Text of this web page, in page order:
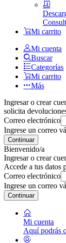
Mi carrito
Mi cuenta
Buscar
Categorías
Mi carrito
Más
Ingresar o crear
solicita
Correo electrónico
Ingrese un correo
Continuar
Bienvenido/a
Ingresar o crear
Accede a tus datos
Correo electrónico
Ingrese un correo
Continuar
Mi cuenta
Aquí podrás